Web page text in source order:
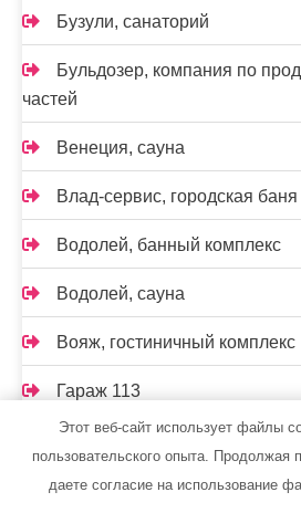
Бузули, санаторий
Бульдозер, компания по
частей
Венеция, сауна
Влад-сервис, городская баня
Водолей, банный комплекс
Водолей, сауна
Вояж, гостиничный комплекс
Гараж 113
Горбани, баня №4
Этот веб-сайт использует файлы
пользовательского опыта. Продолжая
даете согласие на использование